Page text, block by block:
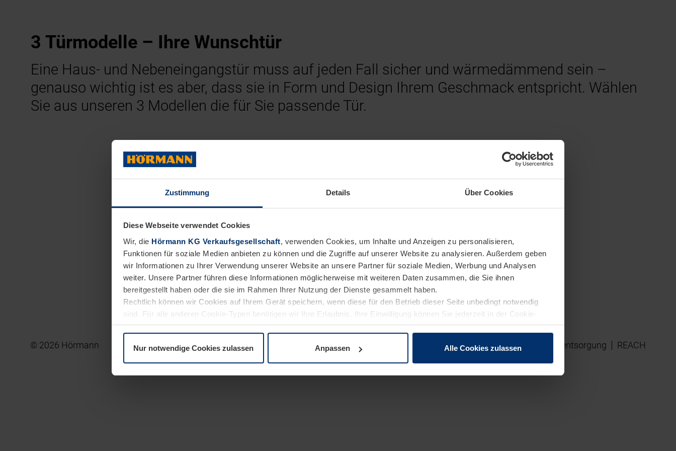
Zustimmung Details Über Cookies
Diese Webseite verwendet Cookies
Wir, die Hörmann KG Verkaufsgesellschaft, verwenden Cookies, um Inhalte und Anzeigen zu personalisieren,
Funktionen für soziale Medien anbieten zu können und die Zugriffe auf unserer Website zu analysieren. Außerdem geben
wir Informationen zu Ihrer Verwendung unserer Website an unsere Partner für soziale Medien, Werbung und Analysen
weiter. Unsere Partner führen diese Informationen möglicherweise mit weiteren Daten zusammen, die Sie ihnen
bereitgestellt haben oder die sie im Rahmen Ihrer Nutzung der Dienste gesammelt haben.
Rechtlich können wir Cookies auf Ihrem Gerät speichern, wenn diese für den Betrieb dieser Seite unbedingt notwendig
sind. Für alle anderen Cookie-Typen benötigen wir Ihre Erlaubnis. Ihre Einwilligung können Sie jederzeit in der Cookie-
Erläuterung auf der SeiteDatenschutzerklärungunserer Website ändern oder widerrufen.
Nur notwendige Cookies zulassen Anpassen Alle Cookies zulassen
3 Türmodelle – Ihre Wunschtür
Eine Haus- und Nebeneingangstür muss auf jeden Fall sicher und wärmedämmend sein –
genauso wichtig ist es aber, dass sie in Form und Design Ihrem Geschmack entspricht. Wählen
Sie aus unseren 3 Modellen die für Sie passende Tür.
© 2026 Hörmann Impressum Leistungserklärung nach BauPVO Datenschutzerklärung Haftungsausschluss Elektrogeräteentsorgung REACH